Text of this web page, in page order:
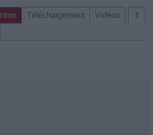
⇑
Téléchargement
Vidéos